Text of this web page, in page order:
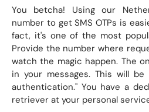
You betcha! Using our
number to get SMS OTPs is
fact, it's one of the most
Provide the number where
watch the magic happen. The
in your messages. This will
authentication." You have a
retriever at your personal